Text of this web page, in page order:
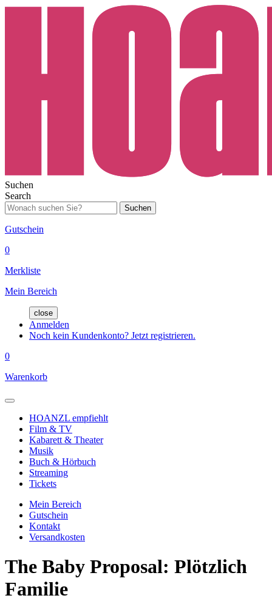
Suchen
Search
Suchen
Gutschein
0
Merkliste
Mein Bereich
close
Anmelden
Noch kein Kundenkonto? Jetzt registrieren.
0
Warenkorb
HOANZL empfiehlt
Film & TV
Kabarett & Theater
Musik
Buch & Hörbuch
Streaming
Tickets
Mein Bereich
Gutschein
Kontakt
Versandkosten
The Baby Proposal: Plötzlich
Familie